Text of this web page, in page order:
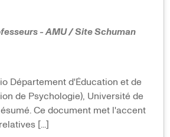
- AMU / Site Schuman
Département d'Éducation et de
de Psychologie), Université de
Ce document met l'accent
[...]